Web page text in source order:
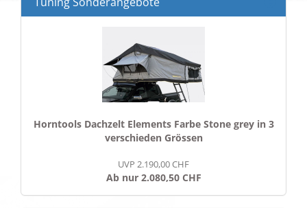
Horntools Dachzelt Elements Farbe Stone grey in 3
verschieden Grössen
UVP 2.190,00 CHF
Ab nur 2.080,50 CHF